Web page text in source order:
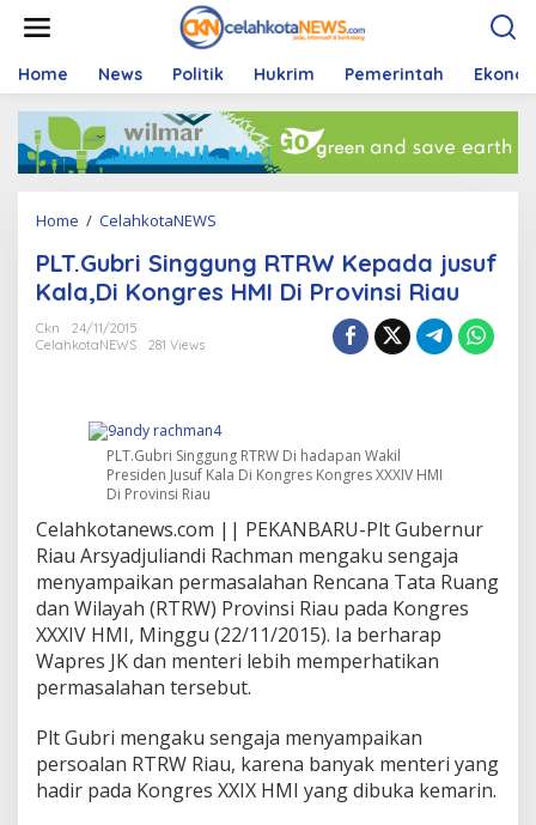
t
Home News Politik Hukrim Pemerintah
Home / CelahkotaNEWS
T
.
G
i
n
g
u
n
g
R
T
R
W
K
e
a
d
a
j
PLT.Gubri Singgung RTRW Kepada jusuf
Kala,Di Kongres HMI Di Provinsi Riau
Ckn
24/11/2015
CelahkotaNEWS
281 Views
PLT.Gubri Singgung RTRW Di hadapan Wakil
Presiden Jusuf Kala Di Kongres Kongres XXXIV HMI
Di Provinsi Riau
Celahkotanews.com || PEKANBARU-Plt Gubernur
Riau Arsyadjuliandi Rachman mengaku sengaja
menyampaikan permasalahan Rencana Tata Ruang
dan Wilayah (RTRW) Provinsi Riau pada Kongres
XXXIV HMI, Minggu (22/11/2015). Ia berharap
Wapres JK dan menteri lebih memperhatikan
permasalahan tersebut.
Plt Gubri mengaku sengaja menyampaikan
persoalan RTRW Riau, karena banyak menteri yang
hadir pada Kongres XXIX HMI yang dibuka kemarin.